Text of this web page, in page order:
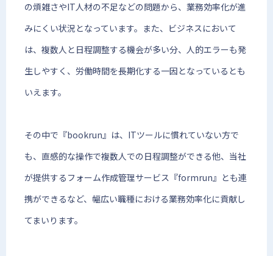
の煩雑さやIT人材の不足などの問題から、業務効率化が進
みにくい状況となっています。また、ビジネスにおいて
は、複数人と日程調整する機会が多い分、人的エラーも発
生しやすく、労働時間を長期化する一因となっているとも
いえます。
その中で『bookrun』は、ITツールに慣れていない方で
も、直感的な操作で複数人での日程調整ができる他、当社
が提供するフォーム作成管理サービス『formrun』とも連
携ができるなど、幅広い職種における業務効率化に貢献し
てまいります。